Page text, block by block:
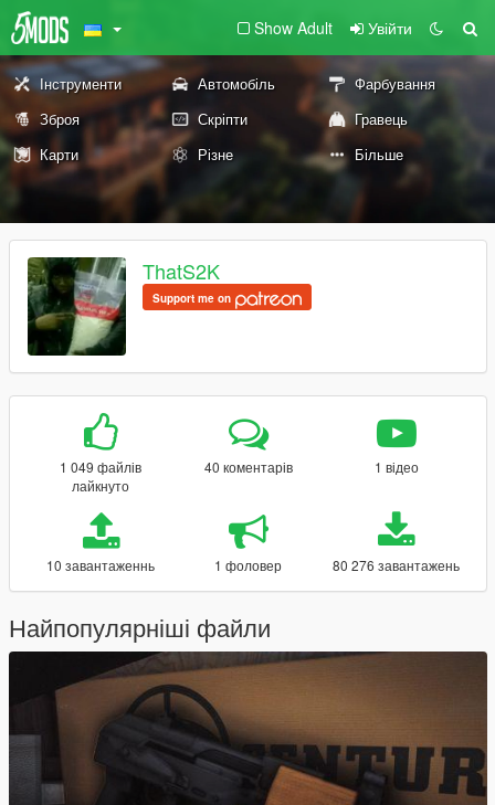
Show Adult Увійти
Інструменти Автомобіль
Фарбування
Зброя
Скріпти
Гравець
Карти
Різне Більше
ThatS2K
Support me on
1 049 файлів
лайкнуто
40 коментарів 1 відео
10 завантаженнь 1 фоловер 80 276 завантажень
Найпопулярніші файли